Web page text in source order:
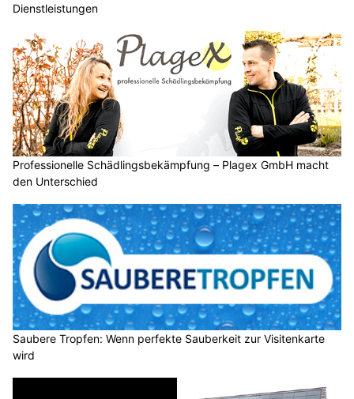
Dienstleistungen
Professionelle Schädlingsbekämpfung – Plagex GmbH macht
den Unterschied
Saubere Tropfen: Wenn perfekte Sauberkeit zur Visitenkarte
wird